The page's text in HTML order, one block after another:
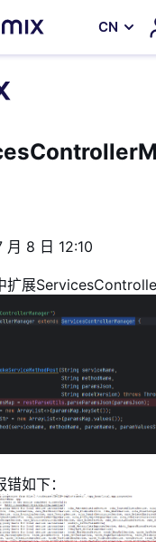
СN
月 8 日 12:10
扩展
如下：